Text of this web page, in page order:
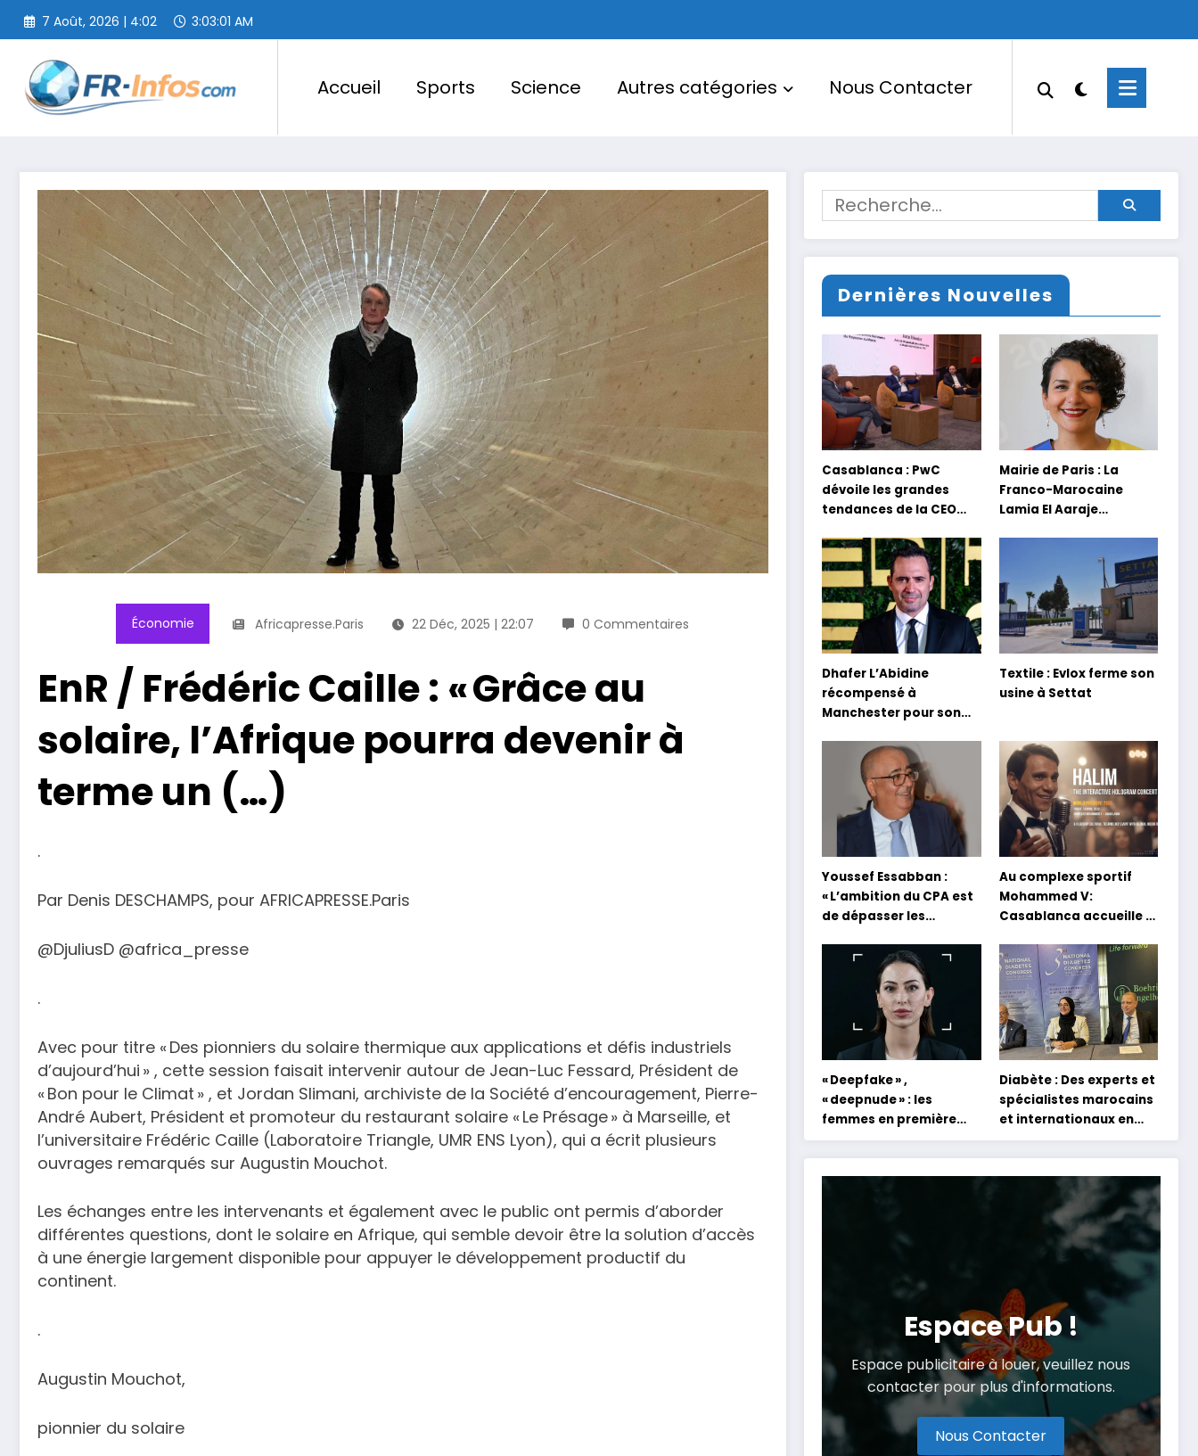
Aller
contenu
7 Août, 2026 | 4:02 3:03:02 AM
Accueil Sports Science Autres catégories Nous Contacter
Économie Africapresse.paris 22 Déc, 2025 | 22:07 0 Commentaires
EnR / Frédéric Caille : « Grâce au
solaire, l’Afrique pourra devenir à
terme un (…)
.
Par Denis DESCHAMPS, pour AFRICAPRESSE.Paris
@DjuliusD @africa_presse
.
Avec pour titre « Des pionniers du solaire thermique aux applications et défis industriels
d’aujourd’hui » , cette session faisait intervenir autour de Jean-Luc Fessard, Président de
« Bon pour le Climat » , et Jordan Slimani, archiviste de la Société d’encouragement, Pierre-
André Aubert, Président et promoteur du restaurant solaire « Le Présage » à Marseille, et
l’universitaire Frédéric Caille (Laboratoire Triangle, UMR ENS Lyon), qui a écrit plusieurs
ouvrages remarqués sur Augustin Mouchot.
Les échanges entre les intervenants et également avec le public ont permis d’aborder
différentes questions, dont le solaire en Afrique, qui semble devoir être la solution d’accès
à une énergie largement disponible pour appuyer le développement productif du
continent.
.
Augustin Mouchot,
pionnier du solaire
Dernières Nouvelles
Casablanca : PwC
dévoile les grandes
tendances de la CEO
Mairie de Paris : La
Franco-Marocaine
Lamia El Aaraje
Dhafer L’Abidine
récompensé à
Manchester pour son
Textile : Evlox ferme son
usine à Settat
Youssef Essabban :
« L’ambition du CPA est
de dépasser les
et académiques de
formation en
s’appuyant sur le
partage des
expériences »
Au complexe sportif
Mohammed V:
Casablanca accueille la
concert holographique
d’Abdel Halim Hafez
« Deepfake » ,
« deepnude » : les
femmes en première
ligne face aux dangers
de l’intelligence
artificielle
Diabète : Des experts et
spécialistes marocains
et internationaux en
conclave à Tanger
Espace Pub !
Espace publicitaire à louer, veuillez nous
contacter pour plus d'informations.
Nous Contacter